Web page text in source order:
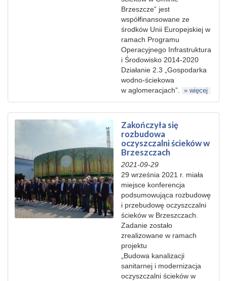
Brzeszcze” jest
współfinansowane ze
środków Unii Europejskiej w
ramach Programu
Operacyjnego Infrastruktura
i Środowisko 2014-2020
Działanie 2.3 „Gospodarka
wodno-ściekowa
w aglomeracjach”.
» więcej
Zakończyła się
rozbudowa
oczyszczalni ścieków w
Brzeszczach
2021-09-29
29 września 2021 r. miała
miejsce konferencja
podsumowująca rozbudowę
i przebudowę oczyszczalni
ścieków w Brzeszczach.
Zadanie zostało
zrealizowane w ramach
projektu
„Budowa kanalizacji
sanitarnej i modernizacja
oczyszczalni ścieków w